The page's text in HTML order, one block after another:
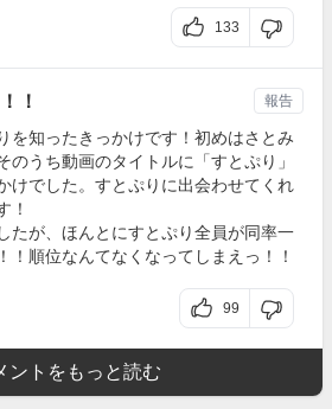
133
！
を知ったきっかけです！初めはさとみ
のうち動画のタイトルに「すとぷり」
けでした。すとぷりに出会わせてくれ
！
たが、ほんとにすとぷり全員が同率一
！順位なんてなくなってしまえっ！！
99
報告
ントをもっと読む